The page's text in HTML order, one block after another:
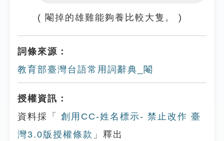
( 閹掉的雄雞能夠養比較大隻。 )
詞條來源：
教育部臺灣台語常用詞辭典_閹
授權資訊：
資料採「
創用CC-姓名標示- 禁止改作 臺
灣3.0版授權條款 」釋出